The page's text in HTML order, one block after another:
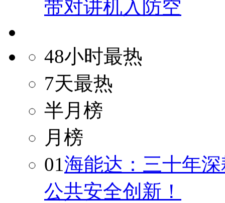
带对讲机入防空
48小时最热
7天最热
半月榜
月榜
01海能达：三十年
公共安全创新！